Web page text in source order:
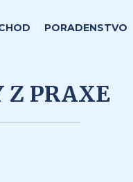
PORADENSTVO
Z PRAXE